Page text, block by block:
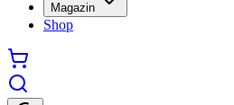
Magazin
Shop